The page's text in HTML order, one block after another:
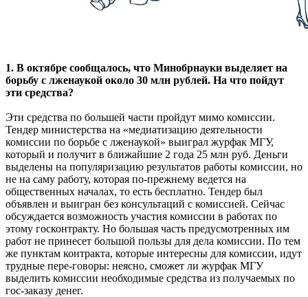
1. В октябре сообщалось, что Минобрнауки выделяет на
борьбу с лженаукой около 30 млн рублей. На что пойдут
эти средства?
Эти средства по большей части пройдут мимо комиссии.
Тендер министерства на «медиатизацию деятельности
комиссии по борьбе с лженаукой» выиграл журфак МГУ,
который и получит в ближайшие 2 года 25 млн руб. Деньги
выделены на популяризацию результатов работы комиссии, но
не на саму работу, которая по-прежнему ведется на
общественных началах, то есть бесплатно. Тендер был
объявлен и выигран без консультаций с комиссией. Сейчас
обсуждается возможность участия комиссии в работах по
этому госконтракту. Но большая часть предусмотренных им
работ не принесет большой пользы для дела комиссии. По тем
же пунктам контракта, которые интересны для комиссии, идут
трудные пере-говоры: неясно, сможет ли журфак МГУ
выделить комиссии необходимые средства из получаемых по
гос-заказу денег.